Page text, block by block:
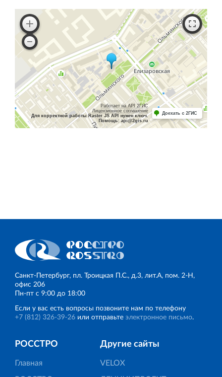
Работает на API 2ГИС
Лицензионное соглашение
Для корректной работы Raster JS API нужен ключ.
Помощь: api@2gis.ru
Доехать с 2ГИС
Санкт‐Петербург, пл. Троицкая П.С., д.3, лит.А, пом. 2-Н,
офис 206
Пн‐пт с 9:00 до 18:00
Если у вас есть вопросы позвоните нам по телефону
+7 (812) 326‐39‐26 или отправьте электронное письмо.
РОССТРО
Главная
Другие сайты
VELOX